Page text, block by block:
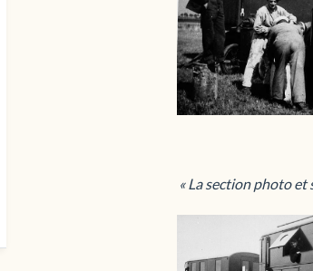
« La section photo et